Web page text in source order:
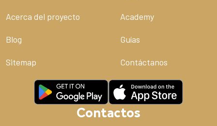
Acerca del proyecto Academy
Blog Guías
Sitemap Contáctanos
Contactos